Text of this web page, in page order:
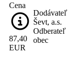
Cena
87,40
EUR
Dodávateľ
Ševt, a.s.
Odberateľ
obec